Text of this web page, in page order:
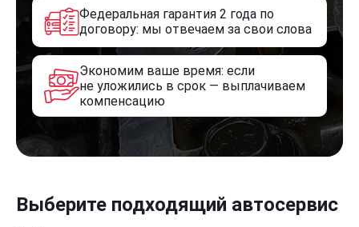
Федеральная гарантия 2 года по
договору: мы отвечаем за свои слова
Экономим ваше время: если
не уложились в срок — выплачиваем
компенсацию
Выберите подходящий автосервис